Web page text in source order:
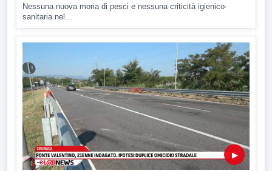
Nessuna nuova moria di pesci e nessuna criticità igienico-
sanitaria nel...
▶